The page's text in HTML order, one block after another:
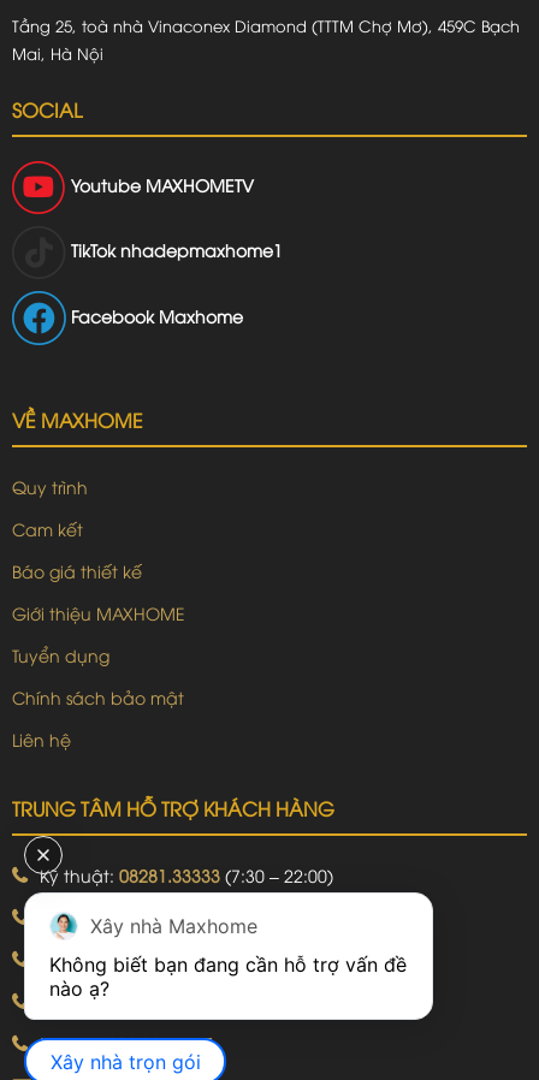
Tầng 25, toà nhà Vinaconex Diamond (TTTM Chợ Mơ), 459C Bạch
Mai, Hà Nội
SOCIAL
Youtube MAXHOMETV
TikTok nhadepmaxhome1
Facebook Maxhome
VỀ MAXHOME
Quy trình
Cam kết
Báo giá thiết kế
Giới thiệu MAXHOME
Tuyển dụng
Chính sách bảo mật
Liên hệ
TRUNG TÂM HỖ TRỢ KHÁCH HÀNG
Kỹ thuật: 08281.33333 (7:30 – 22:00)
Khiếu nại: 09240.99999 (7:30 – 22:00)
Bảo hành:09240.99999(8:00 – 21:00)
Hotline: 092.774.8888
Hotline: 092.924.5555
Xây nhà Maxhome
Không biết bạn đang cần hỗ trợ vấn đề
Xây nhà trọn gói